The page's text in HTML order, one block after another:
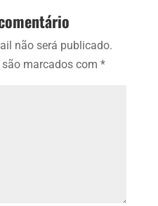
não será publicado.
são marcados com*